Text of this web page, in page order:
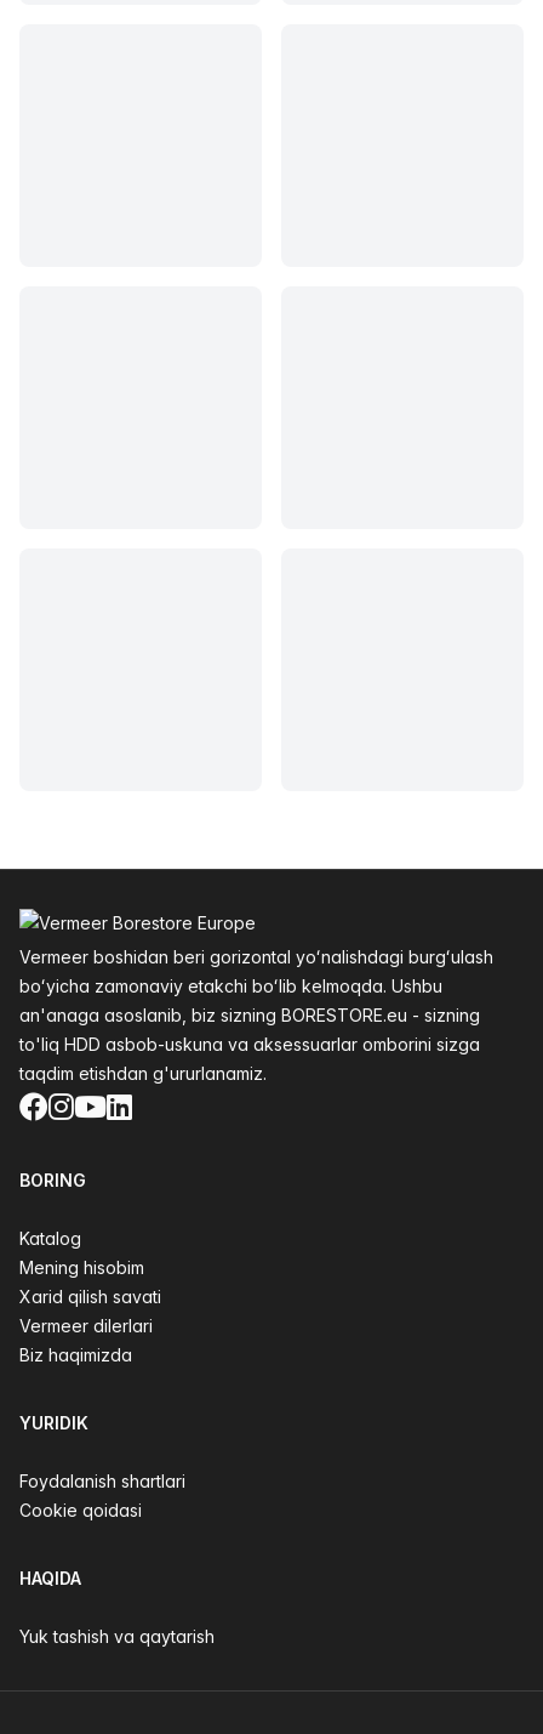
Vermeer boshidan beri gorizontal yoʻnalishdagi burgʻulash
boʻyicha zamonaviy etakchi boʻlib kelmoqda. Ushbu
an'anaga asoslanib, biz sizning BORESTORE.eu - sizning
to'liq HDD asbob-uskuna va aksessuarlar omborini sizga
taqdim etishdan g'ururlanamiz.
Facebook
Instagram
YouTube
LinkedIn
BORING
Katalog
Mening hisobim
Xarid qilish savati
Vermeer dilerlari
Biz haqimizda
YURIDIK
Foydalanish shartlari
Cookie qoidasi
HAQIDA
Yuk tashish va qaytarish